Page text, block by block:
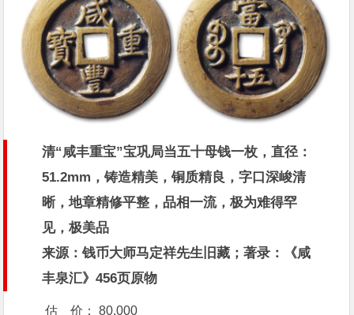
清“咸丰重宝”宝巩局当五十母钱一枚，直径：
51.2mm，铸造精美，铜质精良，字口深峻清
晰，地章精修平整，品相一流，极为难得罕
见，极美品
来源：钱币大师马定祥先生旧藏；著录：《咸
丰泉汇》456页原物
估 价： 80,000